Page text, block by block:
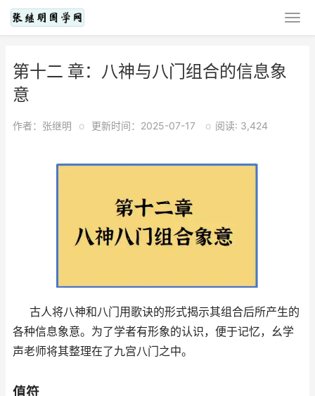
第十二 章：八神与八门组合的信息象
意
作者：张继明 o 更新时间：2025-07-17 o 阅读: 3,424
古人将八神和八门用歌诀的形式揭示其组合后所产生的
各种信息象意。为了学者有形象的认识，便于记忆，幺学
声老师将其整理在了九宫八门之中。
值符